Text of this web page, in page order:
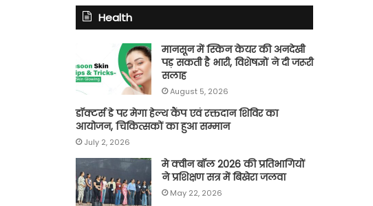
Health
मानसून में स्किन केयर की अनदेखी
पड़ सकती है भारी, विशेषज्ञों ने दी जरूरी
सलाह
August 5, 2026
डॉक्टर्स डे पर मेगा हेल्थ कैंप एवं रक्तदान शिविर का
आयोजन, चिकित्सकों का हुआ सम्मान
July 2, 2026
मे क्वीन बॉल 2026 की प्रतिभागियों
ने प्रशिक्षण सत्र में बिखेरा जलवा
May 22, 2026